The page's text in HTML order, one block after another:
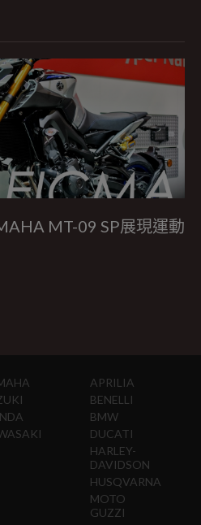
MT-09 SP展現運動
APRILIA
BENELLI
BMW
DUCATI
HARLEY-
DAVIDSON
HUSQVARNA
MOTO
GUZZI